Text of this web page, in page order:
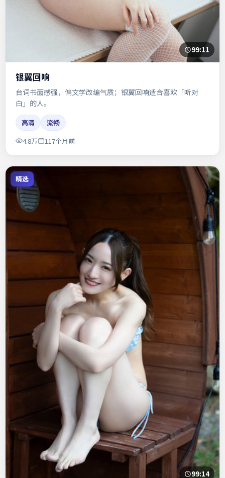
99:11
银翼回响
台词书面感强，偏文学改编气质；银翼回响适合喜欢「听对
白」的人。
高清
流畅
4.8万
117个月前
精选
99:14